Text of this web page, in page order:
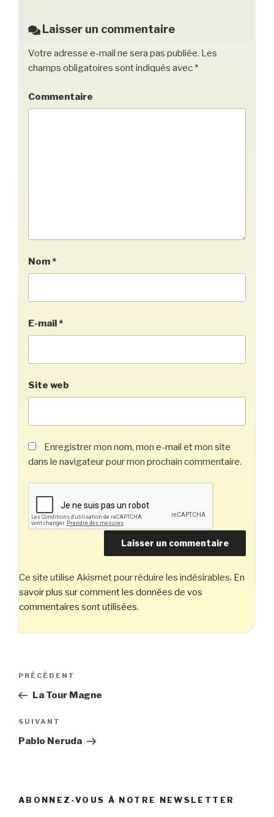
Laisser un commentaire
Votre adresse e-mail ne sera pas publiée. Les
champs obligatoires sont indiqués avec *
Commentaire
Nom*
E-mail*
Site web
Enregistrer mon nom, mon e-mail et mon site
dans le navigateur pour mon prochain commentaire.
Ce site utilise Akismet pour réduire les indésirables. En
savoir plus sur comment les données de vos
commentaires sont utilisées.
Navigation
l’article
Article
précédent
PRÉCÉDENT
La Tour Magne
Article
suivant
SUIVANT
Pablo Neruda
ABONNEZ-VOUS À NOTRE NEWSLETTER